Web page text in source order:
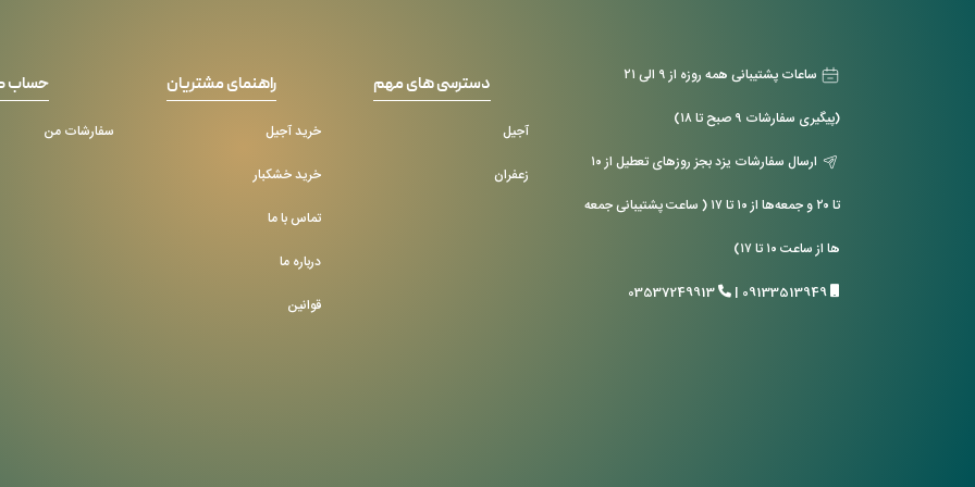
ساعات پشتیبانی همه روزه از ۹ الی ۲۱
(پیگیری سفارشات ۹ صبح تا ۱۸)
ارسال سفارشات یزد بجز روزهای تعطیل از ۱۰
تا ۲۰ و جمعه‌ها از ۱۰ تا ۱۷ ( ساعت پشتیبانی جمعه
ها از ساعت ۱۰ تا ۱۷)
09133513949
03537249913
دسترسی های مهم
آجیل
زعفران
راهنمای مشتریان
خرید آجیل
خرید خشکبار
تماس با ما
درباره ما
قوانین
حساب
سفارشات من